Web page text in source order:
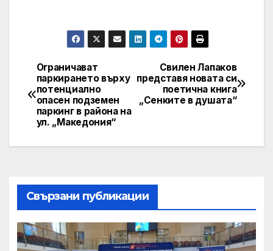
Post
navigation
Свилен Лапаков
представя новата си
поетична книга
„Сенките в душата“
Ограничават
паркирането върху
потенциално
опасен подземен
паркинг в района на
ул. „Македония“
Свързани публикации